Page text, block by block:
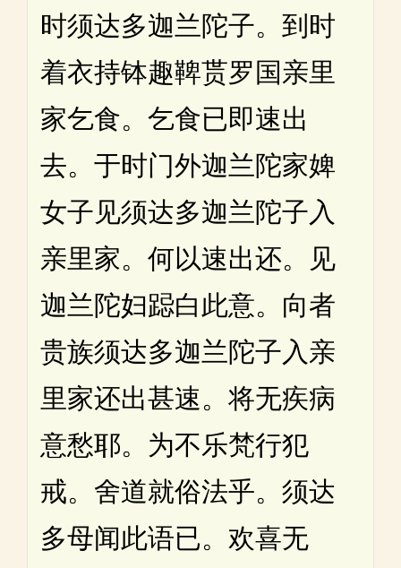
时须达多迦兰陀子。到时
着衣持钵趣鞞贳罗国亲里
家乞食。乞食已即速出
去。于时门外迦兰陀家婢
女子见须达多迦兰陀子入
亲里家。何以速出还。见
迦兰陀妇跽白此意。向者
贵族须达多迦兰陀子入亲
里家还出甚速。将无疾病
意愁耶。为不乐梵行犯
戒。舍道就俗法乎。须达
多母闻此语已。欢喜无